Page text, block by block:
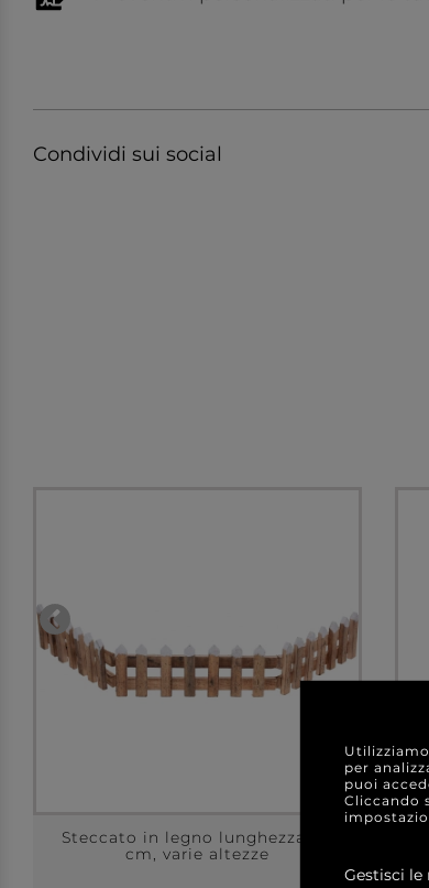
Condividi sui social
Steccato in legno lunghezza 90
cm, varie altezze
per
puoi
Cliccando
Gestisci